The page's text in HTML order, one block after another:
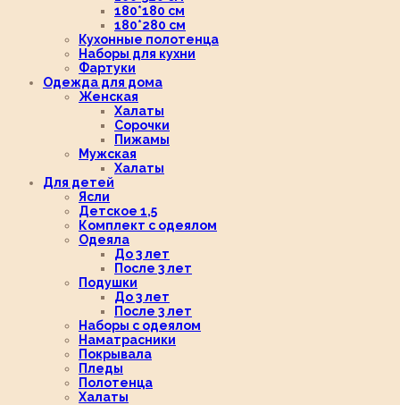
180*180 см
180*280 см
Кухонные полотенца
Наборы для кухни
Фартуки
Одежда для дома
Женская
Халаты
Сорочки
Пижамы
Мужская
Халаты
Для детей
Ясли
Детское 1,5
Комплект с одеялом
Одеяла
До 3 лет
После 3 лет
Подушки
До 3 лет
После 3 лет
Наборы с одеялом
Наматрасники
Покрывала
Пледы
Полотенца
Халаты